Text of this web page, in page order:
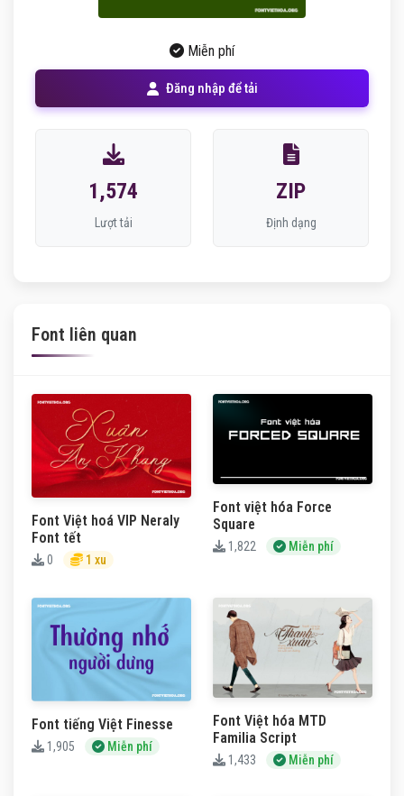
Miễn phí
Đăng nhập để tải
1,574
Lượt tải
ZIP
Định dạng
Font liên quan
Font Việt hoá VIP Neraly
Font tết
0 1 xu
Font việt hóa Force
Square
1,822 Miễn phí
Font tiếng Việt Finesse
1,905 Miễn phí
Font Việt hóa MTD
Familia Script
1,433 Miễn phí